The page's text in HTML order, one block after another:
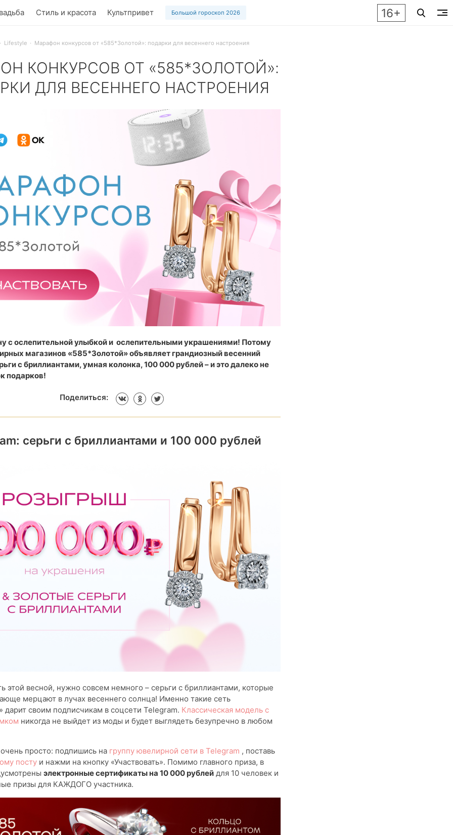
Стиль и красота Культпривет Большой гороскоп 2026 16+
Lifestyle Марафон конкурсов от «585*Золотой»: подарки для весеннего настроения
КОНКУРСОВ ОТ «585*ЗОЛОТОЙ»:
ДЛЯ ВЕСЕННЕГО НАСТРОЕНИЯ
с грандиозного розыгрыша призов от «585*Золотой»! Не упусти шанс выиграть ювелирные украшения, подарочные
с ослепительной улыбкой и ослепительными украшениями! Потому
магазинов «585*Золотой» объявляет грандиозный весенний
с бриллиантами, умная колонка, 100 000 рублей – и это далеко не
подарков!
Поделиться:
серьги с бриллиантами и 100 000 рублей
этой весной, нужно совсем немного – серьги с бриллиантами, которые
мерцают в лучах весеннего солнца! Именно такие сеть
дарит своим подписчикам в соцсети Telegram. Классическая модель с
никогда не выйдет из моды и будет выглядеть безупречно в любом
просто: подпишись на группу ювелирной сети в Telegram , поставь
постуи нажми на кнопку «Участвовать». Помимо главного приза, в
электронные сертификаты на 10 000 рублейдля 10 человек и
призы для КАЖДОГО участника.